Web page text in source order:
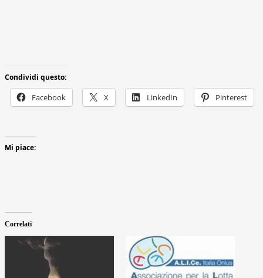
Condividi questo:
Facebook X LinkedIn Pinterest
Mi piace:
Correlati